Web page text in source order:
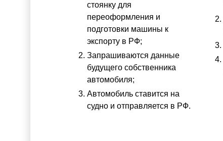
стоянку для
переоформления и
подготовки машины к
экспорту в РФ;
Запрашиваются данные
будущего собственника
автомобиля;
Автомобиль ставится на
судно и отправляется в РФ.